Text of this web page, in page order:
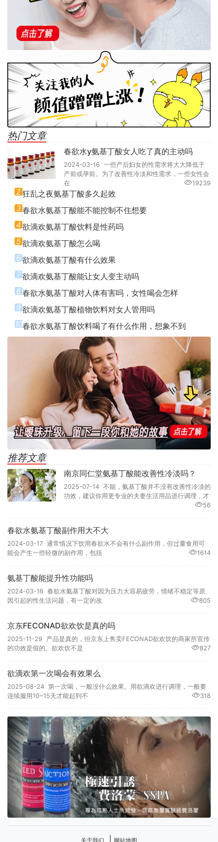
热门文章
春欲水y氨基丁酸女人吃了真的主动吗
2024-03-16 一些产后妇女的性需求将大大降低于
产前或孕前。为了改善性冷淡和性需求，一些女性会
在
19239
2 狂乱之夜氨基丁酸多久起效
3春欲水氨基丁酸能不能控制不住想要
4 欲滴欢氨基丁酸饮料是性药吗
5欲滴欢氨基丁酸怎么喝
6欲滴欢氨基丁酸有什么效果
7欲滴欢氨基丁酸能让女人变主动吗
8 春欲水氨基丁酸对人体有害吗，女性喝会怎样
9欲滴欢氨基丁酸植物饮料对女人管用吗
10春欲水氨基丁酸饮料喝了有什么作用，想象不到
推荐文章
南京同仁堂氨基丁酸能改善性冷淡吗？
2025-07-14 不能，氨基丁酸并不没有改善性冷淡的
功效，建议你用更专业的夫妻生活用品进行调理，才
56
春欲水氨基丁酸副作用大不大
2024-03-17 通常情况下饮用春欲水不会有什么副作用，但过量食用可
能会产生一些轻微的副作用，包括
1614
氨基丁酸能提升性功能吗
2024-03-16 春欲水氨基丁酸对因为压力大容易疲劳，情绪不稳定等原
因引起的性生活问题，有一定的改
805
京东FECONAD欲欢饮是真的吗
2025-11-29 产品是真的，但京东上售卖FECONAD欲欢饮的商家所宣传
的功效是假的。欲欢饮不是
827
欲滴欢第一次喝会有效果么
2025-08-24 第一次喝，一般没什么效果。用欲滴欢进行调理，一般要
连续服用10~15天才能起到不
318
关于我们 网站地图